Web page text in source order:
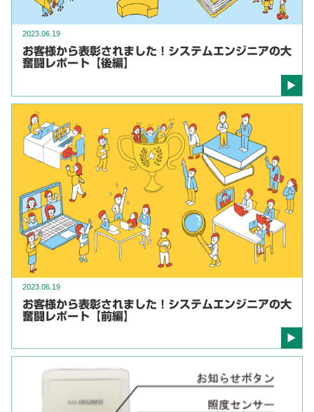
2023.06.19
お客様から表彰されました！システムエンジニアの大
奮闘レポート【後編】
2023.06.19
お客様から表彰されました！システムエンジニアの大
奮闘レポート【前編】